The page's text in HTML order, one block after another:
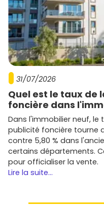
31/07/2026
Quel est le taux de
foncière dans
Dans l'immobilier neuf, le
publicité foncière tourne
contre 5,80 % dans
certains départements.
pour officialiser la vente.
Lire la suite...